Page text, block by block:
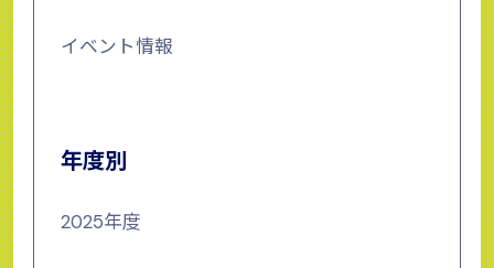
イベント情報
年度別
2025年度